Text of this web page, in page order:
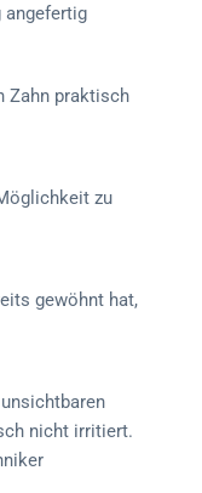
angefertig
Zahn praktisch
zu
gewöhnt hat,
nicht irritiert.